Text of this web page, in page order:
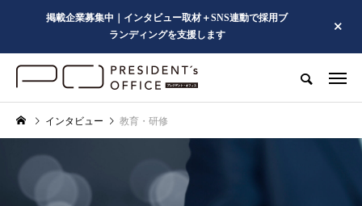
掲載企業募集中｜インタビュー取材＋SNS連動で採用ブ
ランディングを支援します
インタビュー 教育・研修